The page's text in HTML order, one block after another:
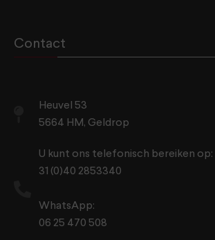
Contact
Heuvel 53
5664 HM, Geldrop
U kunt ons telefonisch bereiken op:
31 (0)40 2853340
WhatsApp:
06 25 470 508